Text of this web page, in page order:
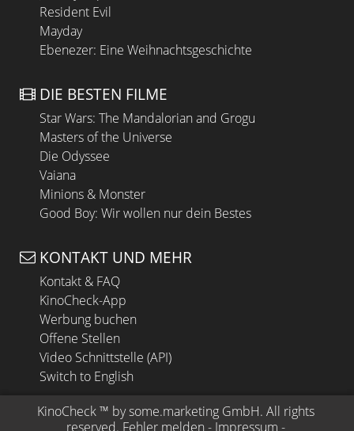
Resident Evil
Mayday
Ebenezer: Eine Weihnachtsgeschichte
DIE BESTEN FILME
Star Wars: The Mandalorian and Grogu
Masters of the Universe
Die Odyssee
Vaiana
Minions & Monster
Good Boy: Wir wollen nur dein Bestes
KONTAKT UND MEHR
Kontakt & FAQ
KinoCheck-App
Werbung buchen
Offene Stellen
Video Schnittstelle (API)
Switch to English
KinoCheck ™ by some.marketing GmbH. All rights
reserved. Fehler melden - Impressum -